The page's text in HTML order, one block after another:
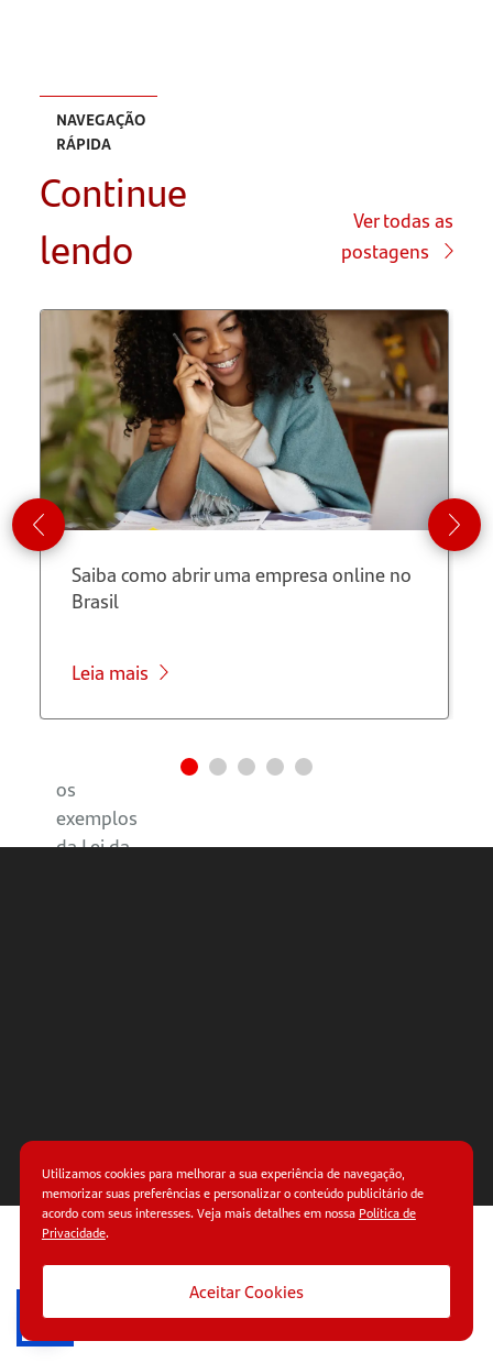
NAVEGAÇÃO
RÁPIDA
O que é a
Lei da
Oferta e
Demanda?
O que é
mercado?
O que é
oferta?
O que é
demanda?
Como
funciona
Oferta e
os
exemplos
da Lei da
Continue
lendo
Ver todas as
postagens
Saiba como abrir uma empresa online no
Brasil
Leia mais
privacidade.
Utilizamos cookies para melhorar a sua experiência de navegação,
memorizar suas preferências e personalizar o conteúdo publicitário de
acordo com seus interesses. Veja mais detalhes em nossa Política de
Privacidade.
Aceitar Cookies